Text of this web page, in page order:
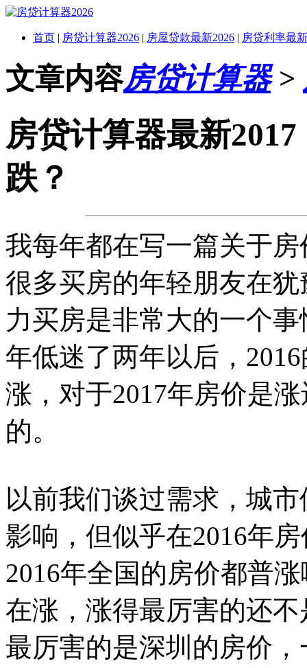
首页 | 房贷计算器2026 | 房屋贷款最新2026 | 房贷利率最
文章内容房贷计算器>
房贷计算器最新
跌？
我每年都在写一篇关于
很多买房的年轻朋友在
力买房是非常大的一个
年低迷了两年以后，
涨，对于2017年房价是
的。
以前我们谈过需求，城
影响，但似乎在2016年
2016年全国的房价都普
在涨，涨得最厉害的还
最厉害的是深圳的房价